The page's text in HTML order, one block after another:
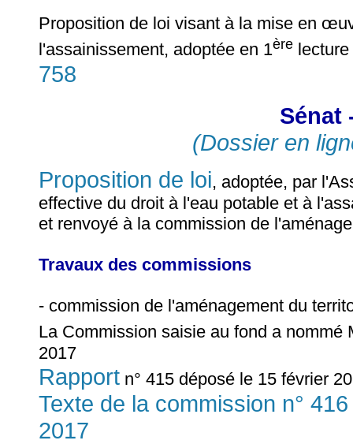
Proposition de loi visant à la mise en
l'assainissement, adoptée en 1ère
758
Sénat
(Dossier en
Proposition de loi, adoptée, par
effective du droit à l'eau potable et à
et renvoyé à la commission de
Travaux des commissions
- commission de l'aménagement du
La Commission saisie au fond a nommé
2017
Rapport n° 415 déposé le 15 février
Texte de la commission n°
2017